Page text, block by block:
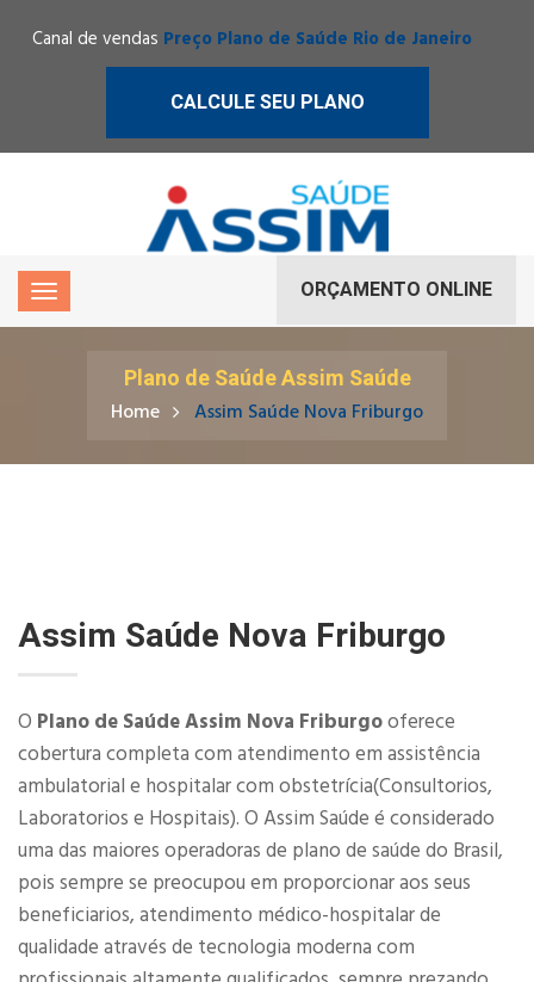
Canal de vendas Preço Plano de Saúde Rio de Janeiro
CALCULE SEU PLANO
ORÇAMENTO ONLINE
Plano de Saúde Assim Saúde
Home Assim Saúde Nova Friburgo
Assim Saúde Nova Friburgo
O Plano de Saúde Assim Nova Friburgooferece
cobertura completa com atendimento em assistência
ambulatorial e hospitalar com obstetrícia(Consultorios,
Laboratorios e Hospitais). O Assim Saúde é considerado
uma das maiores operadoras de plano de saúde do Brasil,
pois sempre se preocupou em proporcionar aos seus
beneficiarios, atendimento médico-hospitalar de
qualidade através de tecnologia moderna com